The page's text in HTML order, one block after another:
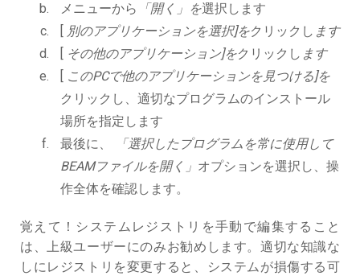
メニューから
「開く」を選択します
[ 別のアプリケーションを選択]をクリックし ます
[ その他のアプリケーション]をクリックし ます
[ このPCで他のアプリケーションを見つける]を
クリックし、適切なプログラムのインストール
場所を指定します
最後に、
「選択したプログラムを常に使用して
BEAMファイルを開く」 オプションを選択し、操
作全体を確認します。
覚えて！システムレジストリを手動で編集すること
は、上級ユーザーにのみお勧めします。適切な知識な
しにレジストリを変更すると、システムが損傷する可